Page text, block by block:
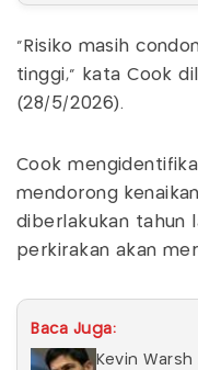
“Risiko masih
tinggi,” kata Cook
(28/5/2026).
Cook
mendorong
diberlakukan tahun
perkirakan akan
Baca Juga:
Kevin